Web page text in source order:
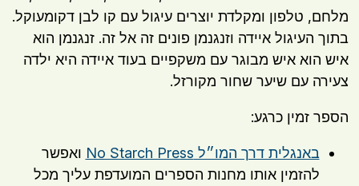
הספר זמין כרגע:
באנגלית דרך המו״ל No Starch Press
ואפשר
להזמין אותו מחנות הספרים המועדפת עליך מכל